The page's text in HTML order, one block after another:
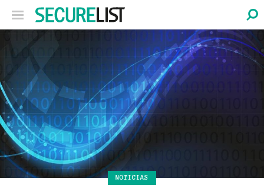
NOTICIAS